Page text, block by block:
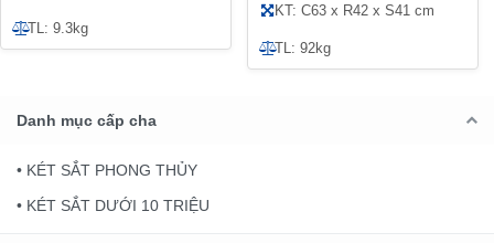
TL: 9.3kg
KT: C63 x R42 x S41 cm
TL: 92kg
Danh mục cấp cha
• KÉT SẮT PHONG THỦY
• KÉT SẮT DƯỚI 10 TRIỆU